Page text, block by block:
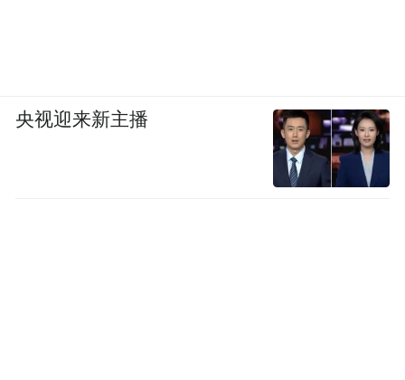
央视迎来新主播